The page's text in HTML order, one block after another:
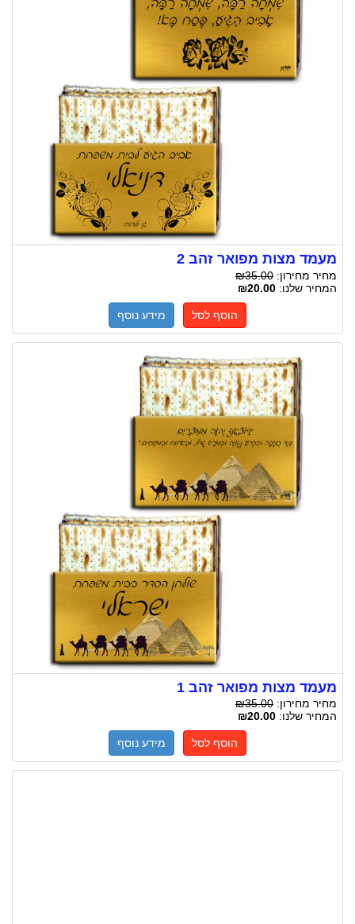
מעמד מצות מפואר זהב 2
מחיר מחירון: ₪35.00
המחיר שלנו: ₪20.00
הוסף לסל מידע נוסף
מעמד מצות מפואר זהב 1
מחיר מחירון: ₪35.00
המחיר שלנו: ₪20.00
הוסף לסל מידע נוסף